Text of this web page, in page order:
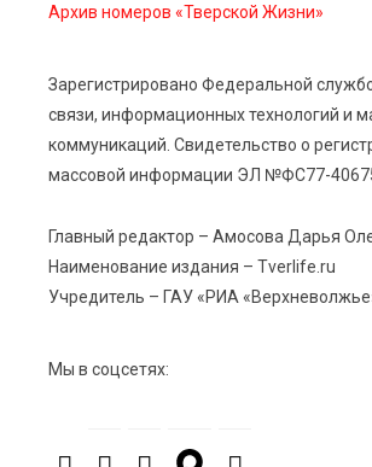
7 Авг 2026 16:32 585
Твери
7 Авг 2026 16:02 544
Сладкая программа в Твери:
7 Авг 2026 15:41 285
Открыт набор на программу
Архив номеров «Тверской Жизни»
Зарегистрировано Федеральной
связи, информационных технологий и
коммуникаций. Свидетельство о
массовой информации ЭЛ №ФС77-
Главный редактор – Амосова Дарья
Наименование издания – Tverlife.ru
Учредитель – ГАУ «РИА
Мы в соцсетях: